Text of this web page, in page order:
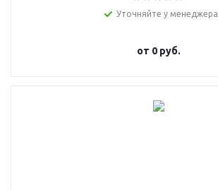
Уточняйте у менеджера
от 0 руб.